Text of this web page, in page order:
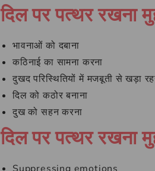
दिल पर पत्थर रखना
भावनाओं को दबाना
कठिनाई का सामना करना
दुखद परिस्थितियों में मजबूती से खड़ा
दिल को कठोर बनाना
दुख को सहन करना
दिल पर पत्थर रखना